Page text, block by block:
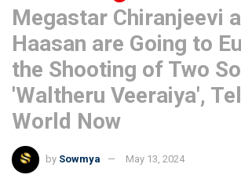
Megastar Chiranjeevi
Haasan are Going to
the Shooting of Two
'Waltheru Veeraiya',
World Now
by Sowmya May 13, 2024